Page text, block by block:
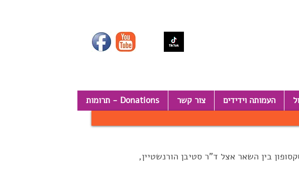
תרומות - Donations צור קשר העמותה וידידים
בין השאר אצל ד"ר סטיבן הורנשטיין,